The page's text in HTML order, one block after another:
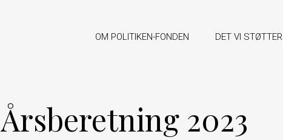
OM POLITIKEN-FONDEN DET VI STØTTER
Årsberetning 2023